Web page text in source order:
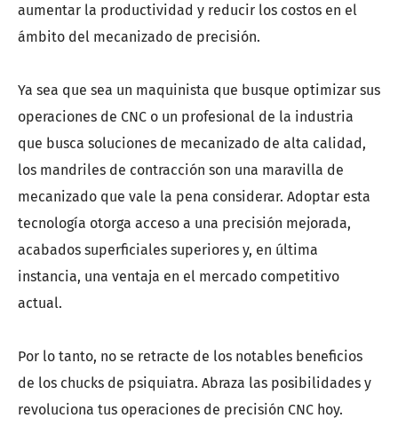
aumentar la productividad y reducir los costos en el
ámbito del mecanizado de precisión.
Ya sea que sea un maquinista que busque optimizar sus
operaciones de CNC o un profesional de la industria
que busca soluciones de mecanizado de alta calidad,
los mandriles de contracción son una maravilla de
mecanizado que vale la pena considerar. Adoptar esta
tecnología otorga acceso a una precisión mejorada,
acabados superficiales superiores y, en última
instancia, una ventaja en el mercado competitivo
actual.
Por lo tanto, no se retracte de los notables beneficios
de los chucks de psiquiatra. Abraza las posibilidades y
revoluciona tus operaciones de precisión CNC hoy.